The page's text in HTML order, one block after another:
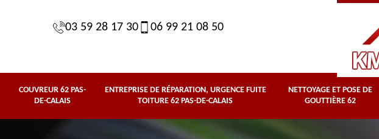
03 59 28 17 30 06 99 21 08 50
COUVREUR 62 PAS-
DE-CALAIS
ENTREPRISE DE RÉPARATION, URGENCE FUITE
TOITURE 62 PAS-DE-CALAIS
NETTOYAGE ET POSE DE
GOUTTIÈRE 62